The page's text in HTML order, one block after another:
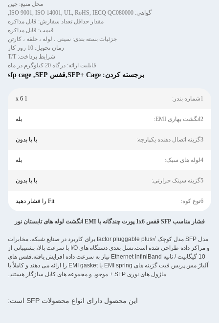
محل منبع: چین
گواهی: ISO 9001, ISO 14001, UL, RoHS, IECQ QC080000,
مقدار حداقل تعداد سفارش: قابل مذاکره
قیمت: قابل مذاکره
جزئیات بسته بندی: سینی ، لوله ، حلقه ، کارتن
زمان تحویل: 10 روز کار
شرایط پرداخت: T/T
قابلیت ارائه: درگاه 20 کیلوگرم در ماه
برجسته کردن: SFP+ Cage,قفس SFP ,
sfp cage
1شماره بندر: 1 x 6
2انگشت بهاری EMI: بله
3گزینه اتصال دهنده یکپارچه: با یا بدون
4لوله های سبک: بله
5گزینه سینک حرارتی: با یا بدون
6نوع کوه: Fit را فشار دهید
فشار مناسب SFP قفس 1x6 پورت چندگانه با EMI انگشت لوله های تابستان نور
مدل SFP مدل کوچک √factor pluggable plus برای کاربرد در صنایع شبکه، مخابرات
و مراکز داده طراحی شده است.نسل بعدی دستگاه های I/O با سرعت بالا، پشتیبانی از
10 گیگابیت / ثانیه Ethernet InfiniBand نیاز به سرعت داده افزایش یافته.قفس های
آلیاژ مس پریس فیت گزینه های EMI spring یا EMI gasket را ارائه می دهند و کاملاً با
ماژول های نوری SFP + موجود و مجموعه های کابل سازگار هستند.
این محصول دارای انواع محصولات SFP است: